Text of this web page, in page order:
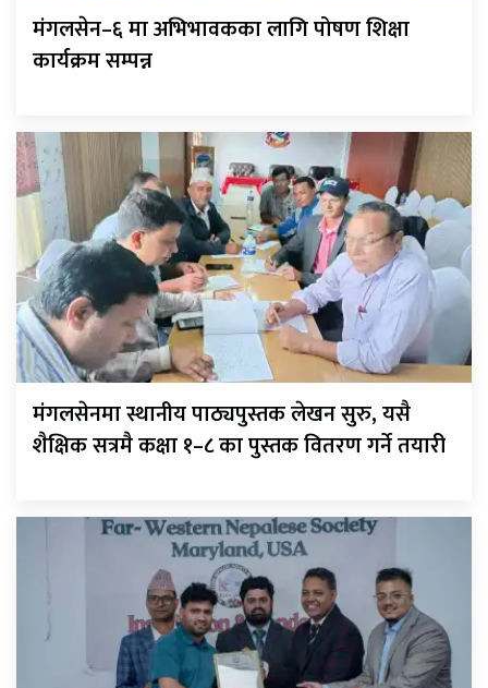
मंगलसेन–६ मा अभिभावकका लागि पोषण शिक्षा
कार्यक्रम सम्पन्न
मंगलसेनमा स्थानीय पाठ्यपुस्तक लेखन सुरु, यसै
शैक्षिक सत्रमै कक्षा १–८ का पुस्तक वितरण गर्ने तयारी